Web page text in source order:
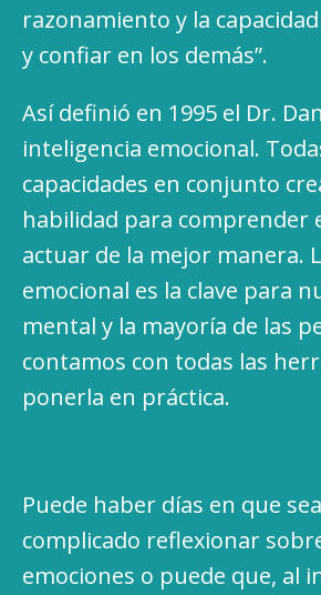
razonamiento y la
y confiar en los demás”.
Así definió en 1995 el Dr.
inteligencia emocional.
capacidades en conjunto
habilidad para comprender
actuar de la mejor manera.
emocional es la clave para
mental y la mayoría de las
contamos con todas las
ponerla en práctica.
Puede haber días en que
complicado reflexionar
emociones o puede que, al